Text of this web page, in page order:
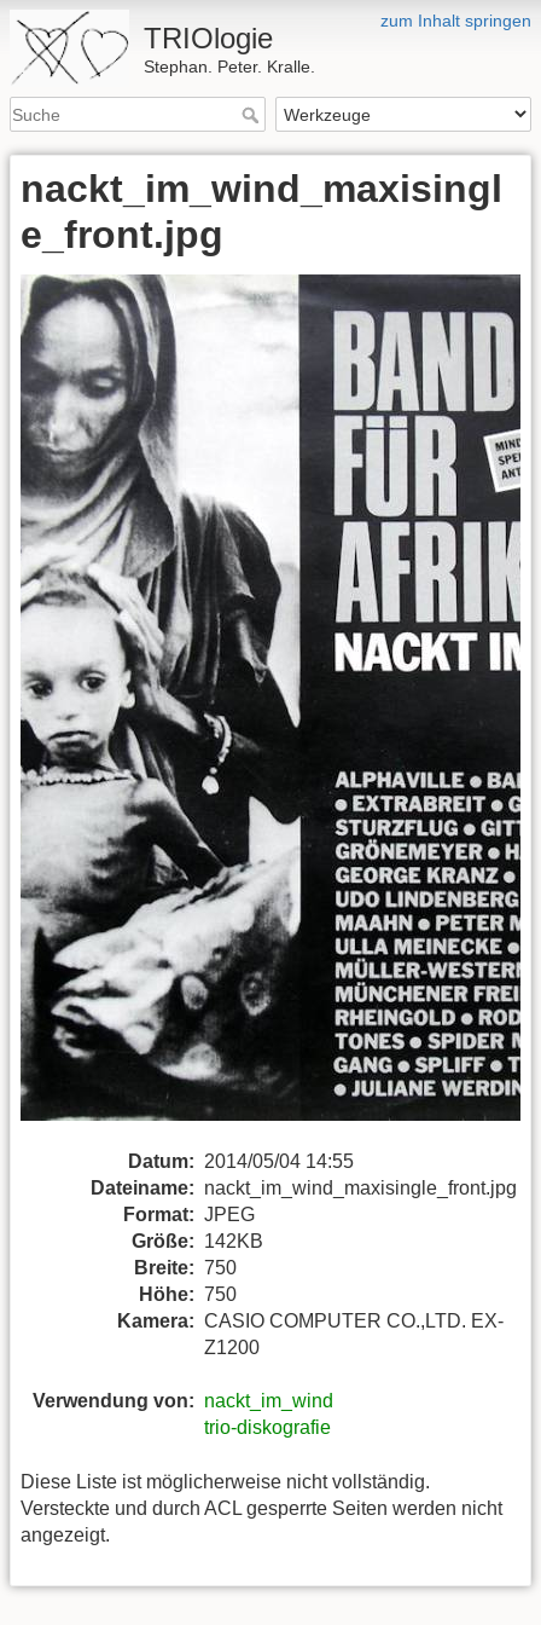
zum Inhalt springen
TRIOlogie
Stephan. Peter. Kralle.
nackt_im_wind_maxisingl
e_front.jpg
Datum: 2014/05/04 14:55
Dateiname: nackt_im_wind_maxisingle_front.jpg
Format: JPEG
Größe: 142KB
Breite: 750
Höhe: 750
Kamera: CASIO COMPUTER CO.,LTD. EX-
Z1200
Verwendung von: nackt_im_wind
trio-diskografie
Diese Liste ist möglicherweise nicht vollständig.
Versteckte und durch ACL gesperrte Seiten werden nicht
angezeigt.